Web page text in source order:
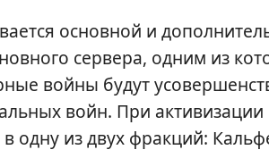
основной и
сервера, одним из
войны будут
войн. При
одну из двух фракций: